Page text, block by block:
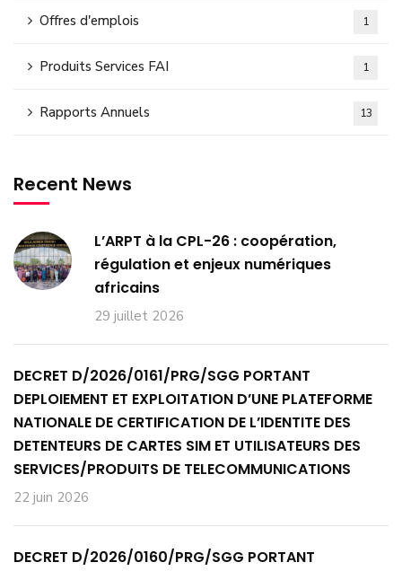
Offres d'emplois 1
Produits Services FAI 1
Rapports Annuels 13
Recent News
L’ARPT à la CPL-26 : coopération,
régulation et enjeux numériques
africains
29 juillet 2026
DECRET D/2026/0161/PRG/SGG PORTANT
DEPLOIEMENT ET EXPLOITATION D’UNE PLATEFORME
NATIONALE DE CERTIFICATION DE L’IDENTITE DES
DETENTEURS DE CARTES SIM ET UTILISATEURS DES
SERVICES/PRODUITS DE TELECOMMUNICATIONS
22 juin 2026
DECRET D/2026/0160/PRG/SGG PORTANT